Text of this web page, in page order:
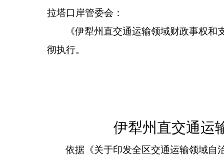
拉塔口岸管委会：
《伊犁州直交通运输领域财政事权
彻执行。
伊犁州 直交通运
依据《关于印发全区交通运输领域自